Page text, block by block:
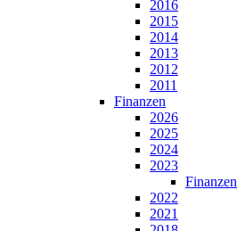
2016
2015
2014
2013
2012
2011
Finanzen
2026
2025
2024
2023
Finanzen
2022
2021